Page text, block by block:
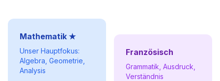
Mathematik ★
Unser Hauptfokus:
Algebra, Geometrie,
Analysis
Französisch
Grammatik, Ausdruck,
Verständnis